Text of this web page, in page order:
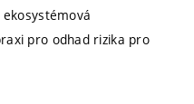
pro odhad rizika pro